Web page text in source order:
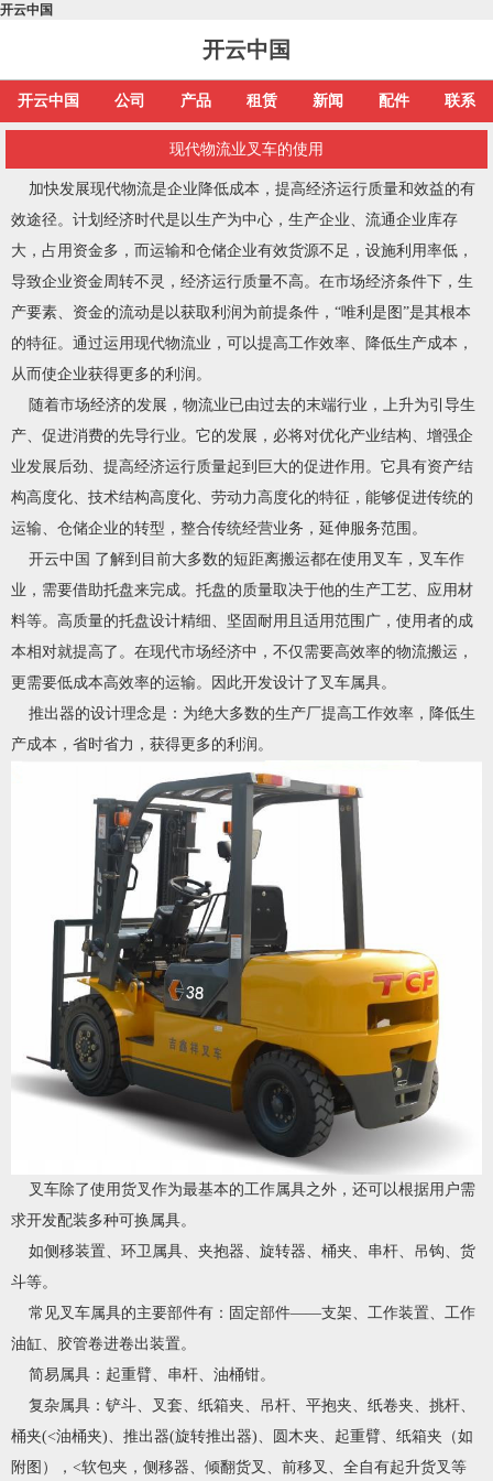
开云中国
开云中国
开云中国 公司 产品 租赁 新闻 配件 联系
现代物流业叉车的使用
加快发展现代物流是企业降低成本，提高经济运行质量和效益的有
效途径。计划经济时代是以生产为中心，生产企业、流通企业库存
大，占用资金多，而运输和仓储企业有效货源不足，设施利用率低，
导致企业资金周转不灵，经济运行质量不高。在市场经济条件下，生
产要素、资金的流动是以获取利润为前提条件，“唯利是图”是其根本
的特征。通过运用现代物流业，可以提高工作效率、降低生产成本，
从而使企业获得更多的利润。
随着市场经济的发展，物流业已由过去的末端行业，上升为引导生
产、促进消费的先导行业。它的发展，必将对优化产业结构、增强企
业发展后劲、提高经济运行质量起到巨大的促进作用。它具有资产结
构高度化、技术结构高度化、劳动力高度化的特征，能够促进传统的
运输、仓储企业的转型，整合传统经营业务，延伸服务范围。
开云中国 了解到目前大多数的短距离搬运都在使用叉车，叉车作
业，需要借助托盘来完成。托盘的质量取决于他的生产工艺、应用材
料等。高质量的托盘设计精细、坚固耐用且适用范围广，使用者的成
本相对就提高了。在现代市场经济中，不仅需要高效率的物流搬运，
更需要低成本高效率的运输。因此开发设计了叉车属具。
推出器的设计理念是：为绝大多数的生产厂提高工作效率，降低生
产成本，省时省力，获得更多的利润。
叉车除了使用货叉作为最基本的工作属具之外，还可以根据用户需
求开发配装多种可换属具。
如侧移装置、环卫属具、夹抱器、旋转器、桶夹、串杆、吊钩、货
斗等。
常见叉车属具的主要部件有：固定部件——支架、工作装置、工作
油缸、胶管卷进卷出装置。
简易属具：起重臂、串杆、油桶钳。
复杂属具：铲斗、叉套、纸箱夹、吊杆、平抱夹、纸卷夹、挑杆、
桶夹(<油桶夹)、推出器(旋转推出器)、圆木夹、起重臂、纸箱夹（如
附图），<软包夹，侧移器、倾翻货叉、前移叉、全自有起升货叉等